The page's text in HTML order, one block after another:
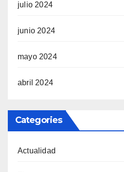
julio 2024
junio 2024
mayo 2024
abril 2024
Categories
Actualidad